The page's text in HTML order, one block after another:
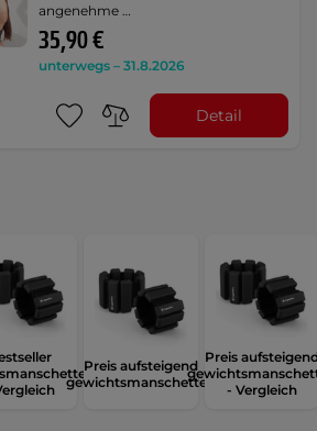
angenehme …
35,90 €
unterwegs – 31.8.2026
Detail
Preis aufsteigend
gewichtsmanschetten
Preis
- Vergleich